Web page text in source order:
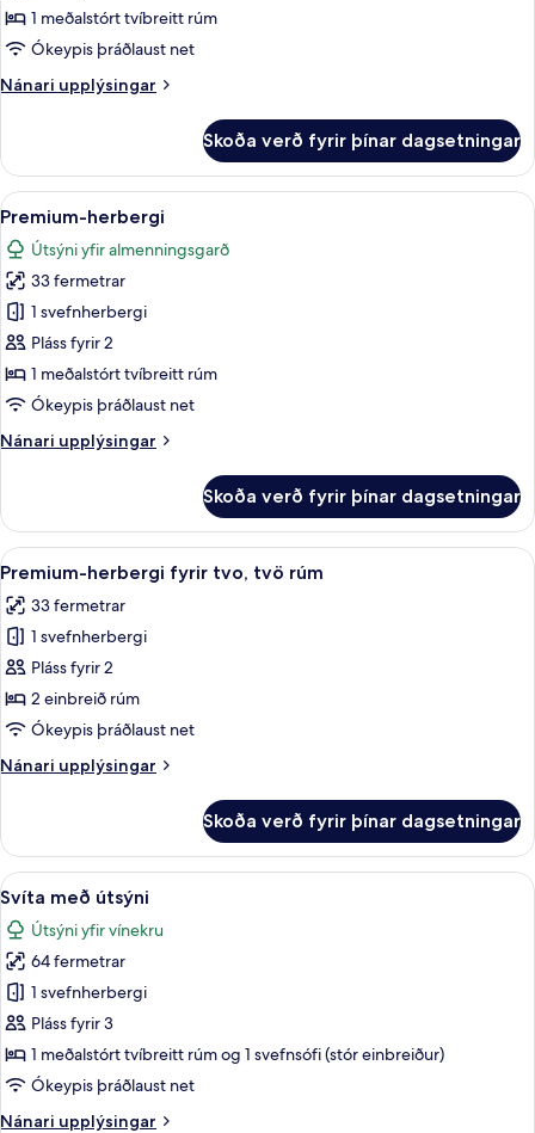
1 meðalstórt tvíbreitt rúm
Ókeypis þráðlaust net
Nánari upplýsingar
Nánari
herbergi
Skoða verð fyrir þínar dagsetningar
Skoða
allar
myndir
fyrir
Premium-
herbergi
Premium-herbergi | Rúmföt af
4
Premium-herbergi
Útsýni yfir almenningsgarð
33 fermetrar
1 svefnherbergi
Pláss fyrir 2
1 meðalstórt tvíbreitt rúm
Ókeypis þráðlaust net
Nánari upplýsingar
Nánari
herbergi
Skoða verð fyrir þínar dagsetningar
Skoða
allar
myndir
fyrir
Premium-
herbergi
fyrir
tvö
Premium-herbergi fyrir tvo, tvö rúm
4
Premium-herbergi fyrir tvo, tvö rúm
33 fermetrar
1 svefnherbergi
Pláss fyrir 2
2 einbreið rúm
Ókeypis þráðlaust net
Nánari upplýsingar
Nánari
herbergi
fyrir
tvo,
rúm
Skoða verð fyrir þínar dagsetningar
Skoða
allar
myndir
fyrir
Svíta
með
útsýni
Svíta með útsýni | Rúmföt af bestu
4
Svíta með útsýni
Útsýni yfir vínekru
64 fermetrar
1 svefnherbergi
Pláss fyrir 3
1 meðalstórt tvíbreitt rúm og 1 svefnsófi (stór einbreiður)
Ókeypis þráðlaust net
Nánari upplýsingar
Nánari